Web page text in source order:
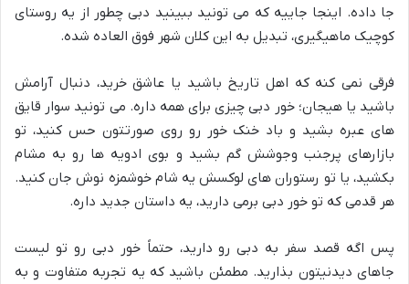
جا داده. اینجا جاییه که می تونید ببینید دبی چطور از یه روستای
کوچیک ماهیگیری، تبدیل به این کلان شهر فوق العاده شده.
فرقی نمی کنه که اهل تاریخ باشید یا عاشق خرید، دنبال آرامش
باشید یا هیجان؛ خور دبی چیزی برای همه داره. می تونید سوار قایق
های عبره بشید و باد خنک خور رو روی صورتتون حس کنید، تو
بازارهای پرجنب وجوشش گم بشید و بوی ادویه ها رو به مشام
بکشید، یا تو رستوران های لوکسش یه شام خوشمزه نوش جان کنید.
هر قدمی که تو خور دبی برمی دارید، یه داستان جدید داره.
پس اگه قصد سفر به دبی رو دارید، حتماً خور دبی رو تو لیست
جاهای دیدنیتون بذارید. مطمئن باشید که یه تجربه متفاوت و به